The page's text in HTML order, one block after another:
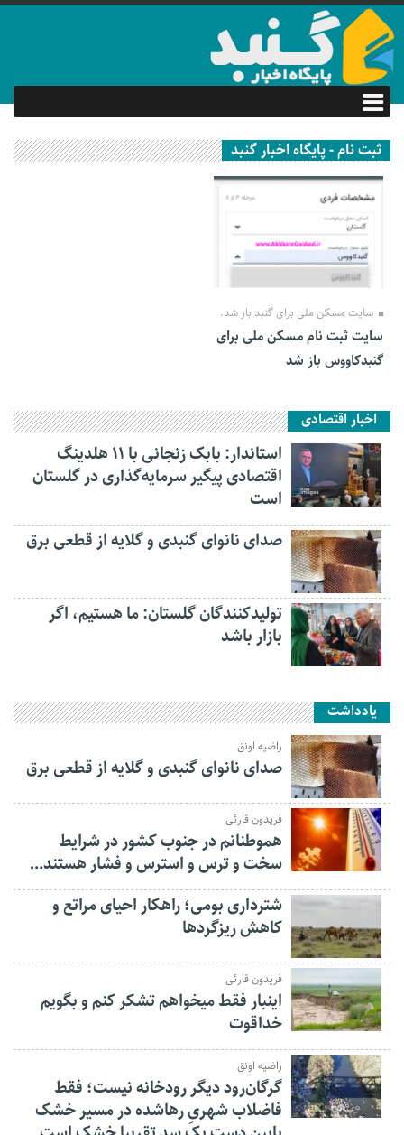
ثبت نام - پایگاه اخبار گنبد
سایت مسکن ملی برای گنبد باز شد.
سایت ثبت نام مسکن ملی برای
گنبدکاووس باز شد
اخبار اقتصادی
استاندار: بابک زنجانی با ۱۱ هلدینگ
اقتصادی پیگیر سرمایه‌گذاری در گلستان
است
صدای نانوای گنبدی و گلایه از قطعی برق
تولیدکنندگان گلستان: ما هستیم، اگر
بازار باشد
یادداشت
راضیه اونق
صدای نانوای گنبدی و گلایه از قطعی برق
فریدون قارئی
هموطنانم در جنوب کشور در شرایط
سخت و ترس و استرس و فشار هستند…
شترداری بومی؛ راهکار احیای مراتع و
کاهش ریزگردها
فریدون قارئی
اینبار فقط میخواهم تشکر کنم و بگویم
خداقوت
راضیه اونق
گرگان‌رود دیگر رودخانه نیست؛ فقط
فاضلاب شهریِ رهاشده در مسیر خشک